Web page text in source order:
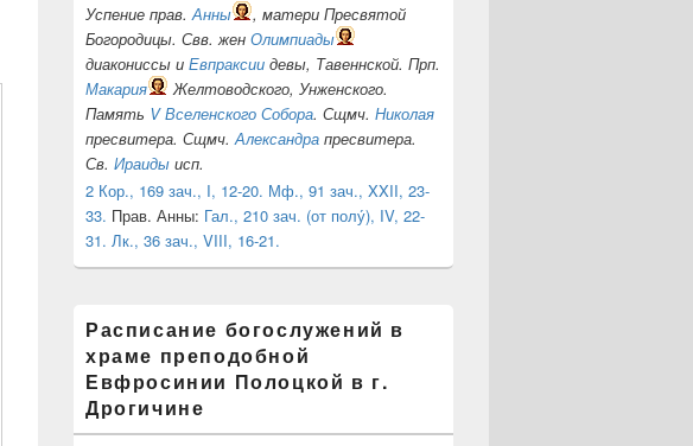
Успение прав.Анны
, матери Пресвятой
Богородицы. Свв. жен Олимпиады
диакониссы и Евпраксии девы, Тавеннской. Прп.
Макария
Желтоводского, Унженского.
Память V Вселенского Собора. Сщмч. Николая
пресвитера. Сщмч.Александра пресвитера.
Св. Ираиды исп.
2 Кор., 169 зач., I, 12-20. Мф., 91 зач., XXII, 23-
33. Прав. Анны: Гал., 210 зач. (от полу́), IV, 22-
31. Лк., 36 зач., VIII, 16-21.
Расписание богослужений в
храме преподобной
Евфросинии Полоцкой в г.
Дрогичине